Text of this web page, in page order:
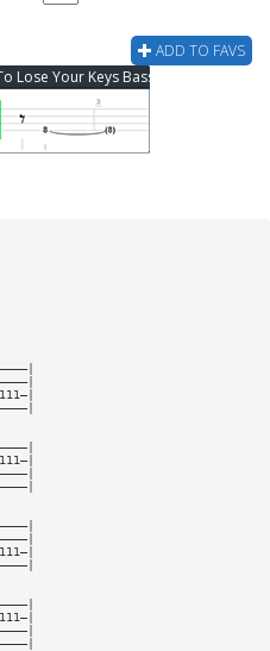
ADD TO FAVS
Lose Your Keys Bass Tab